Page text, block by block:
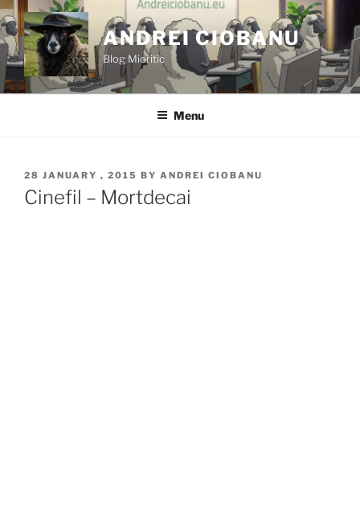
Skip
to
content
ANDREI CIOBANU
Blog Mioritic
Menu
POSTED
ON
28 JANUARY , 2015 BY ANDREI CIOBANU
Cinefil – Mortdecai